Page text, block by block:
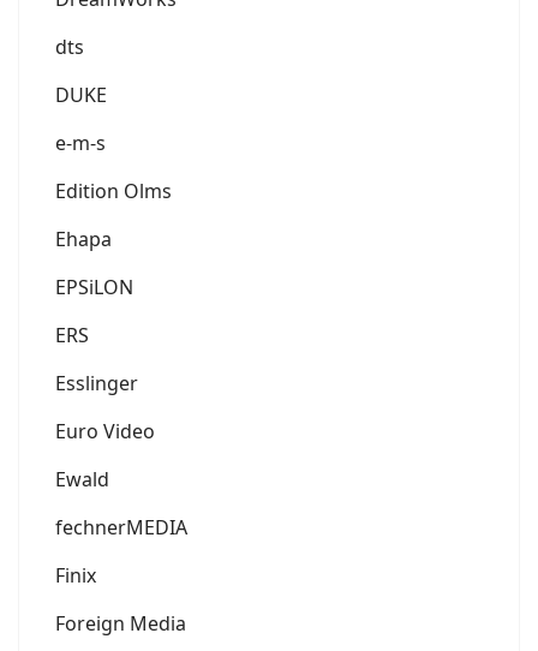
dts
DUKE
e-m-s
Edition Olms
Ehapa
EPSiLON
ERS
Esslinger
Euro Video
Ewald
fechnerMEDIA
Finix
Foreign Media